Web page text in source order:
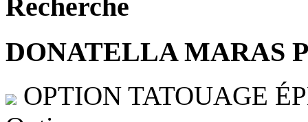
Recherche
DONATELLA MARAS
OPTION TATOUAGE